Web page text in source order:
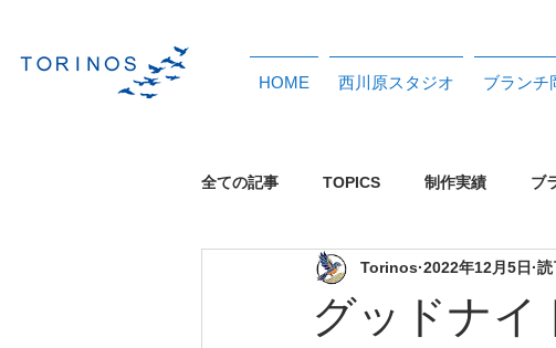
HOME 西川原スタジオ ブランチ
全ての記事 TOPICS 制作実績 ブ
イメージソング CDジ
グッドナイ
Torinos 2022年12月5日 読